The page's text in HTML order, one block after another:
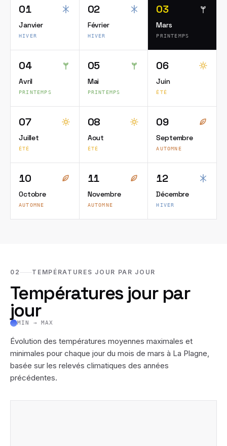
01
Janvier
HIVER
02
Février
HIVER
03
Mars
PRINTEMPS
04
Avril
PRINTEMPS
05
Mai
PRINTEMPS
06
Juin
ÉTÉ
07
Juillet
ÉTÉ
08
Aout
ÉTÉ
09
Septembre
AUTOMNE
10
Octobre
AUTOMNE
11
Novembre
AUTOMNE
12
Décembre
HIVER
02 TEMPÉRATURES JOUR PAR JOUR
Températures jour par
jour
MIN → MAX
Évolution des températures moyennes maximales et
minimales pour chaque jour du mois de mars à La Plagne,
basée sur les relevés climatiques des années
précédentes.